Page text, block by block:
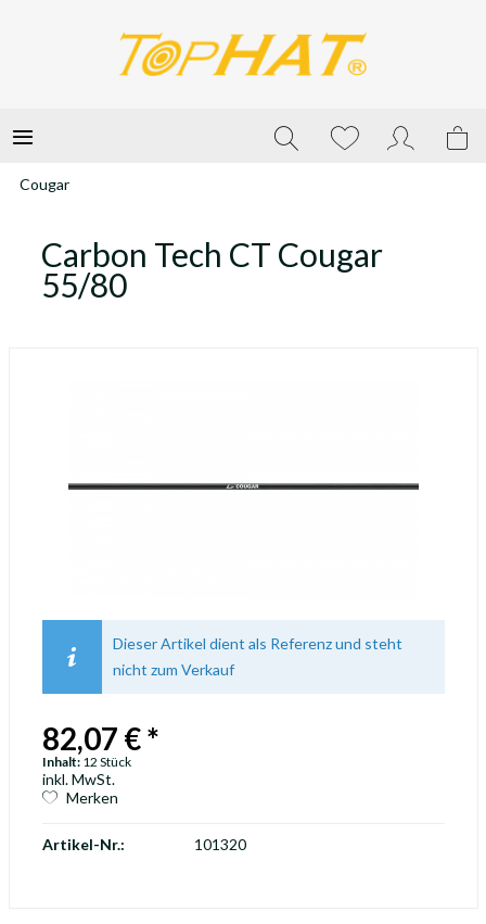
Cougar
Carbon Tech CT Cougar
55/80
Dieser Artikel dient als Referenz und steht
nicht zum Verkauf
82,07 € *
Inhalt: 12 Stück
inkl. MwSt.
Merken
Artikel-Nr.: 101320